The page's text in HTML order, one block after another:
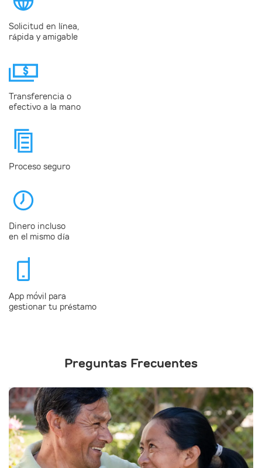
Solicitud en línea,
rápida y amigable
Transferencia o
efectivo a la mano
Proceso seguro
Dinero incluso
en el mismo día
App móvil para
gestionar tu préstamo
Preguntas Frecuentes